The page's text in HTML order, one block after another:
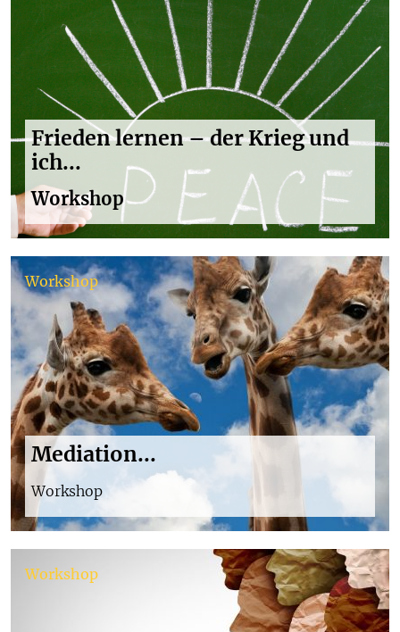
Frieden lernen – der Krieg und
ich...
Workshop
Workshop
Mediation...
Workshop
Workshop